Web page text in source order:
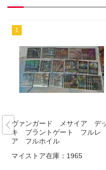
ヴァンガード メサイア デ
キ ブラントゲート フルレ
ア フルホイル
マイストア在庫： 1965